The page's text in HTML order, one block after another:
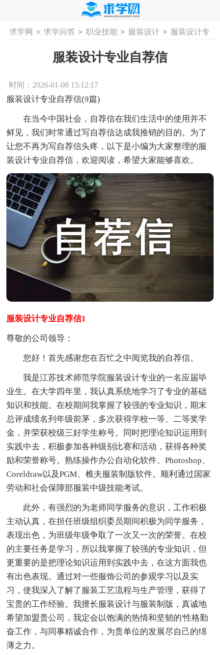
首页 工作计划 活动计划 学习计划
求学网 > 求学问答 > 职业技能 > 服装设计 > 服装设计专
服装设计专业自荐信
时间：2026-01-08 15:12:17
服装设计专业自荐信(9篇)
在当今中国社会，自荐信在我们生活中的使用并不
鲜见，我们时常通过写自荐信达成我推销的目的。为了
让您不再为写自荐信头疼，以下是小编为大家整理的服
装设计专业自荐信，欢迎阅读，希望大家能够喜欢。
服装设计专业自荐信1
尊敬的公司领导：
您好！首先感谢您在百忙之中阅览我的自荐信。
我是江苏技术师范学院服装设计专业的一名应届毕
业生。在大学四年里，我认真系统地学习了专业的基础
知识和技能。在校期间我掌握了较强的专业知识，期末
总评成绩名列年级前茅，多次获得学校一等、二等奖学
金，并荣获校级三好学生称号。同时把理论知识运用到
实践中去，积极参加各种级别比赛和活动，获得各种奖
励和荣誉称号。熟练操作办公自动化软件、Photoshop、
Coreldraw以及PGM、樵夫服装制版软件。顺利通过国家
劳动和社会保障部服装中级技能考试。
此外，有强烈的为老师同学服务的意识，工作积极
主动认真，在担任班级组织委员期间积极为同学服务，
表现出色，为班级年级争取了一次又一次的荣誉。在校
的主要任务是学习，所以我掌握了较强的专业知识，但
更重要的是把理论知识运用到实践中去，在这方面我也
有出色表现。通过对一些服饰公司的参观学习以及实
习，使我深入了解了服装工艺流程与生产管理，获得了
宝贵的工作经验。我擅长服装设计与服装制版，真诚地
希望加盟贵公司，我定会以饱满的热情和坚韧的'性格勤
奋工作，与同事精诚合作，为贵单位的发展尽自己的绵
薄之力。